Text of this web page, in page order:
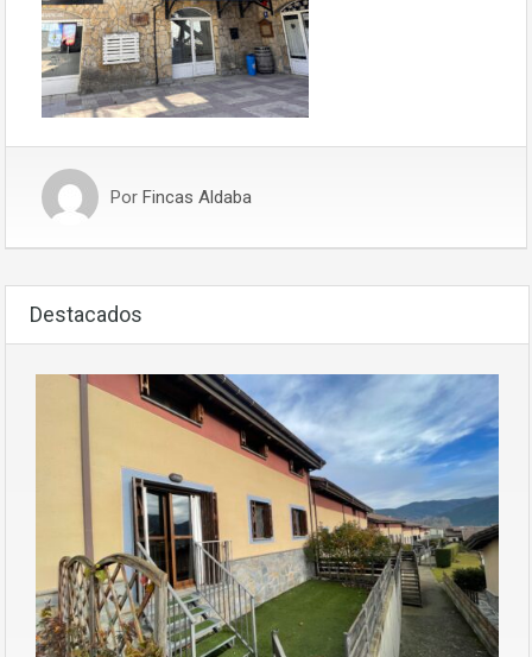
Por Fincas Aldaba
Destacados